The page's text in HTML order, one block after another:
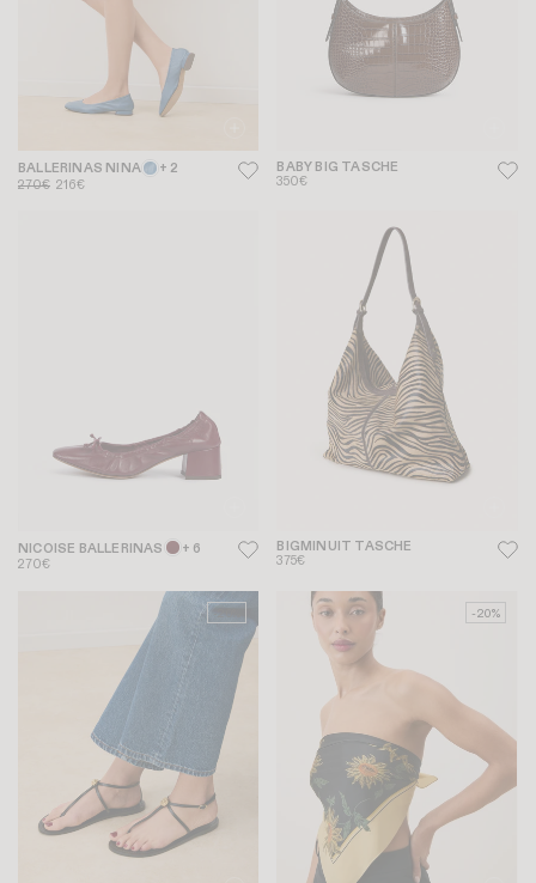
BALLERINAS NINA + 2
270€ 216€
BABY BIG TASCHE
350€
NICOISE BALLERINAS + 6
270€
BIGMINUIT TASCHE
375€
-20%